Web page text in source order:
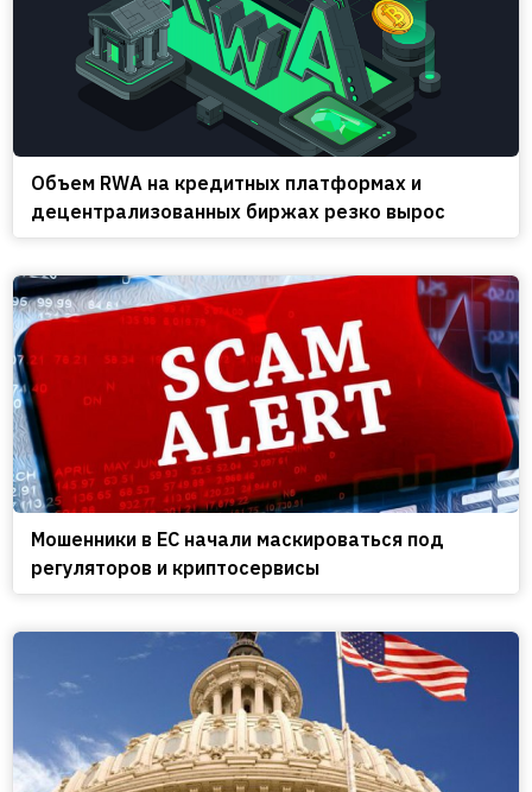
Объем RWA на кредитных платформах и
децентрализованных биржах резко вырос
Мошенники в ЕС начали маскироваться под
регуляторов и криптосервисы